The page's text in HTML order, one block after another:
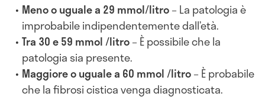
Meno o uguale a 29 mmol/litro– La patologia è
improbabile indipendentemente dall’età.
Tra 30 e 59 mmol /litro– È possibile che la
patologia sia presente.
Maggiore o uguale a 60 mmol /litro– È probabile
che la fibrosi cistica venga diagnosticata.